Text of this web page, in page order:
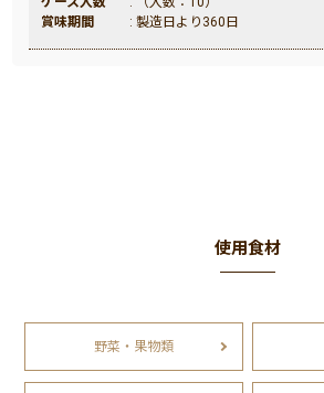
賞味期間
: 製造日より360日
使用食材
野菜・果物類